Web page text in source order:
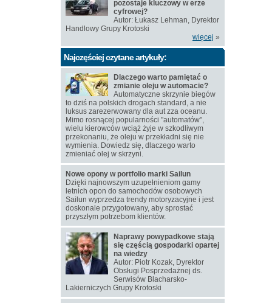
pozostaje kluczowy w erze
cyfrowej?
Autor: Łukasz Lehman, Dyrektor
Handlowy Grupy Krotoski
więcej »
Najczęściej czytane artykuły:
Dlaczego warto pamiętać o
zmianie oleju w automacie?
Automatyczne skrzynie biegów
to dziś na polskich drogach standard, a nie
luksus zarezerwowany dla aut zza oceanu.
Mimo rosnącej popularności "automatów",
wielu kierowców wciąż żyje w szkodliwym
przekonaniu, że oleju w przekładni się nie
wymienia. Dowiedz się, dlaczego warto
zmieniać olej w skrzyni.
Nowe opony w portfolio marki Sailun
Dzięki najnowszym uzupełnieniom gamy
letnich opon do samochodów osobowych
Sailun wyprzedza trendy motoryzacyjne i jest
doskonale przygotowany, aby sprostać
przyszłym potrzebom klientów.
Naprawy powypadkowe stają
się częścią gospodarki opartej
na wiedzy
Autor: Piotr Kozak, Dyrektor
Obsługi Posprzedażnej ds.
Serwisów Blacharsko-
Lakierniczych Grupy Krotoski